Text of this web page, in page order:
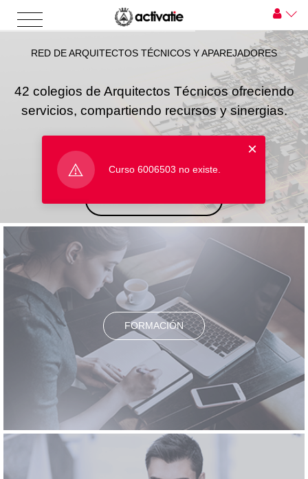
RED DE ARQUITECTOS TÉCNICOS Y APAREJADORES
42 colegios de Arquitectos Técnicos ofreciendo
servicios, compartiendo recursos y sinergias.
FORMACIÓN
Curso 6006503 no existe.
×